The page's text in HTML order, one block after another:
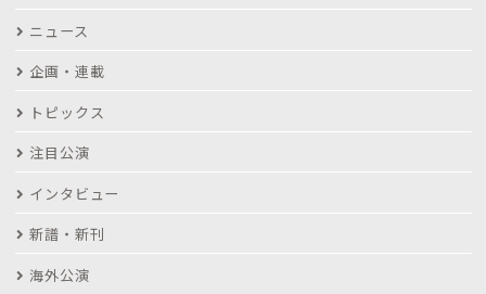
ニュース
企画・連載
トピックス
注目公演
インタビュー
新譜・新刊
海外公演